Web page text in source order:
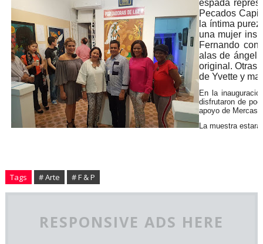
espada
Pecados
la íntima
una mujer
Fernando
alas de ángel
original. Otras
de Yvette y
En la
disfrutaron de
apoyo de
La muestra
Tags # Arte # F & P
RESPONSIVE ADS HERE